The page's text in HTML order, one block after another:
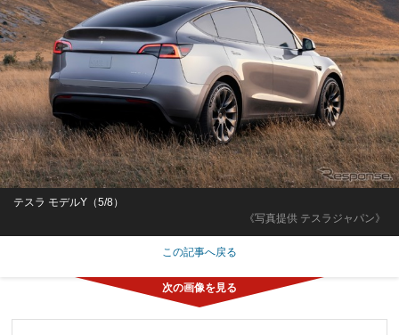
《写真提供 テスラジャパン》
テスラ モデルY（5/8）
この記事へ戻る